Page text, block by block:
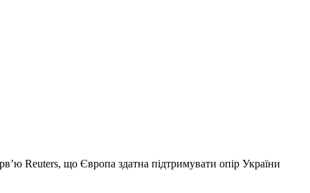
Reuters, що Європа здатна підтримувати опір України